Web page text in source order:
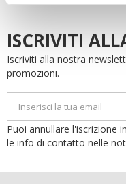
ISCRIVITI
Iscriviti alla nostra
promozioni.
Puoi annullare l'iscrizione
le info di contatto nelle